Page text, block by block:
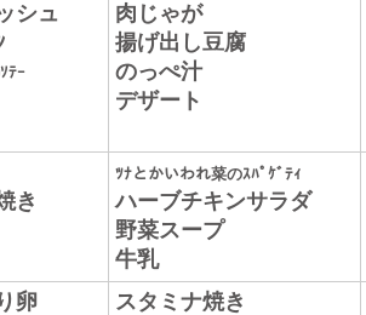
シュ
ﾃｰ
肉じゃが
揚げ出し豆腐
のっぺ汁
デザート
き
ﾂﾅとかいわれ菜のｽﾊﾟｹﾞﾃｨ
ハーブチキンサラダ
野菜スープ
牛乳
卵
スタミナ焼き